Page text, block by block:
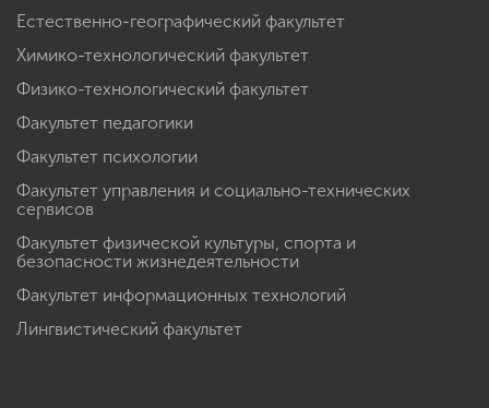
Естественно-географический факультет
Химико-технологический факультет
Физико-технологический факультет
Факультет педагогики
Факультет психологии
Факультет управления и социально-технических
сервисов
Факультет физической культуры, спорта и
безопасности жизнедеятельности
Факультет информационных технологий
Лингвистический факультет